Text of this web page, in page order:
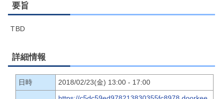
要旨
TBD
詳細情報
日時 2018/02/23(金) 13:00 - 17:00